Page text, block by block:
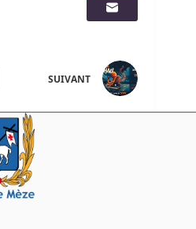
SUIVANT